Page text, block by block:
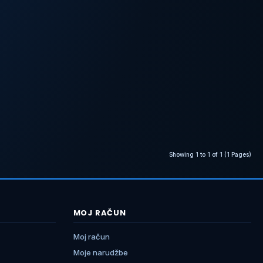
Showing 1 to 1 of 1 (1 Pages)
MOJ RAČUN
Moj račun
Moje narudžbe